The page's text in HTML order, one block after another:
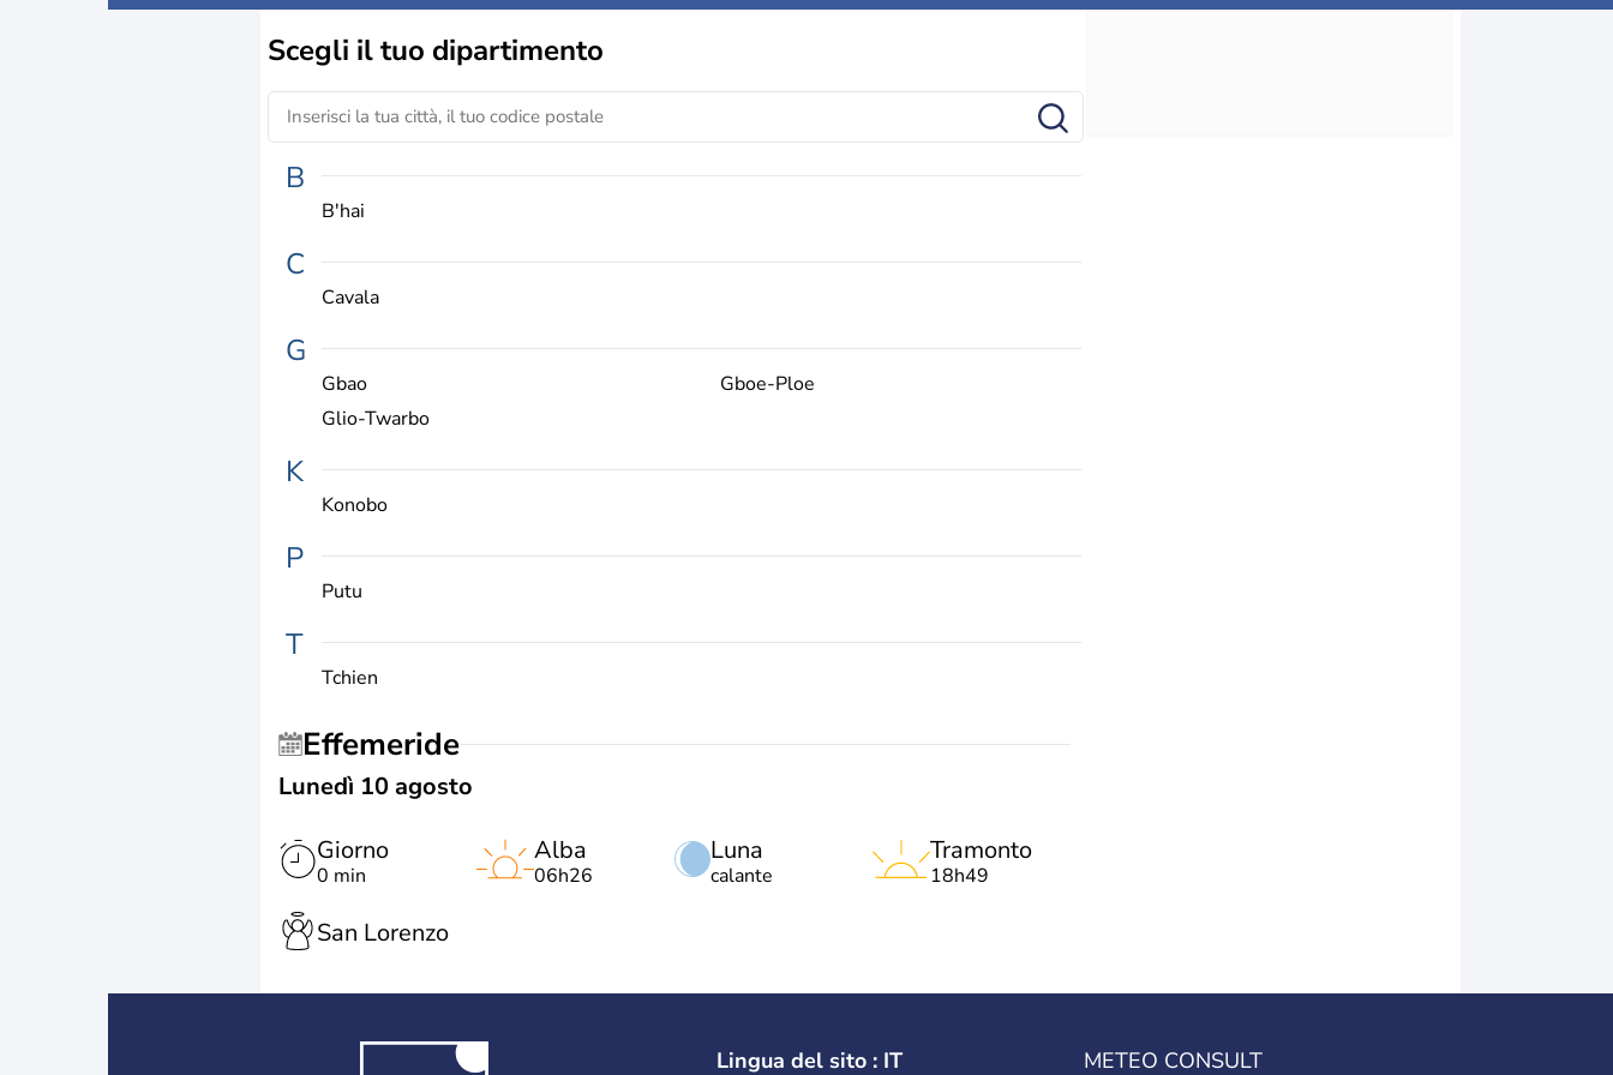
Scegli iltuo dipartimento
B
B'hai
C
Cavala
G
Gbao
Gboe-Ploe
Glio-Twarbo
K
Konobo
P
Putu
T
Tchien
Effemeride
Lunedì 10 agosto
Giorno
0 min
Luna
calante
Alba
06h26
Tramonto
18h49
San Lorenzo
Lingua del sito : IT METEO CONSULT